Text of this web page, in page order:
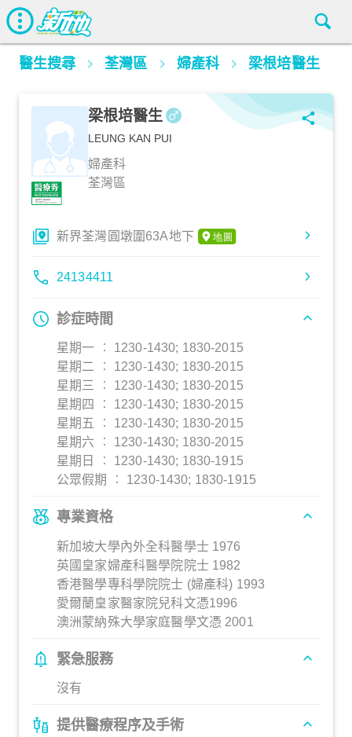
醫生搜尋 荃灣區 婦產科 梁根培醫生
梁根培醫生
LEUNG KAN PUI
婦產科
荃灣區
新界荃灣圓墩圍63A地下
24134411
診症時間
星期一 ︰ 1230-1430; 1830-2015
星期二 ︰ 1230-1430; 1830-2015
星期三 ︰ 1230-1430; 1830-2015
星期四 ︰ 1230-1430; 1830-2015
星期五 ︰ 1230-1430; 1830-2015
星期六 ︰ 1230-1430; 1830-2015
星期日 ︰ 1230-1430; 1830-1915
公眾假期 ︰ 1230-1430; 1830-1915
專業資格
新加坡大學內外全科醫學士 1976
英國皇家婦產科醫學院院士 1982
香港醫學專科學院院士 (婦產科) 1993
愛爾蘭皇家醫家院兒科文憑1996
澳洲蒙納殊大學家庭醫學文憑 2001
緊急服務
沒有
提供醫療程序及手術